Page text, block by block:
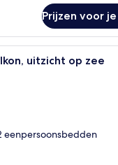
Prijzen voor
Een balkon
uitzicht op zee
eenpersoonsbedden